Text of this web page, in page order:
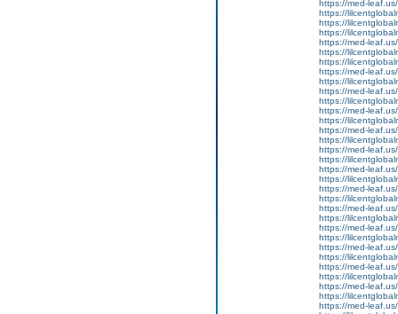
https://med-leaf.us/
https://
https://
https://
https://med-leaf.us/
https://
https://
https://med-leaf.us/
https://
https://med-leaf.us/
https://
https://med-leaf.us/
https://
https://med-leaf.us/
https://
https://med-leaf.us/
https://
https://med-leaf.us/
https://
https://med-leaf.us/
https://
https://med-leaf.us/
https://
https://med-leaf.us/
https://
https://med-leaf.us/
https://
https://med-leaf.us/
https://
https://med-leaf.us/
https://
https://med-leaf.us/